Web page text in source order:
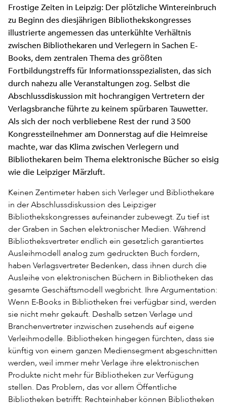
Frostige Zeiten in Leipzig: Der plötzliche Wintereinbruch
zu Beginn des diesjährigen Bibliothekskongresses
illustrierte angemessen das unterkühlte Verhältnis
zwischen Bibliothekaren und Verlegern in Sachen E-
Books, dem zentralen Thema des größten
Fortbildungstreffs für Informationsspezialisten, das sich
durch nahezu alle Veranstaltungen zog. Selbst die
Abschlussdiskussion mit hochrangigen Vertretern der
Verlagsbranche führte zu keinem spürbaren Tauwetter.
Als sich der noch verbliebene Rest der rund 3 500
Kongressteilnehmer am Donnerstag auf die Heimreise
machte, war das Klima zwischen Verlegern und
Bibliothekaren beim Thema elektronische Bücher so eisig
wie die Leipziger Märzluft.
Keinen Zentimeter haben sich Verleger und Bibliothekare
in der Abschlussdiskussion des Leipziger
Bibliothekskongresses aufeinander zubewegt. Zu tief ist
der Graben in Sachen elektronischer Medien. Während
Bibliotheksvertreter endlich ein gesetzlich garantiertes
Ausleihmodell analog zum gedruckten Buch fordern,
haben Verlagsvertreter Bedenken, dass ihnen durch die
Ausleihe von elektronischen Büchern in Bibliotheken das
gesamte Geschäftsmodell wegbricht. Ihre Argumentation:
Wenn E-Books in Bibliotheken frei verfügbar sind, werden
sie nicht mehr gekauft. Deshalb setzen Verlage und
Branchenvertreter inzwischen zusehends auf eigene
Verleihmodelle. Bibliotheken hingegen fürchten, dass sie
künftig von einem ganzen Mediensegment abgeschnitten
werden, weil immer mehr Verlage ihre elektronischen
Produkte nicht mehr für Bibliotheken zur Verfügung
stellen. Das Problem, das vor allem Öffentliche
Bibliotheken betrifft: Rechteinhaber können Bibliotheken